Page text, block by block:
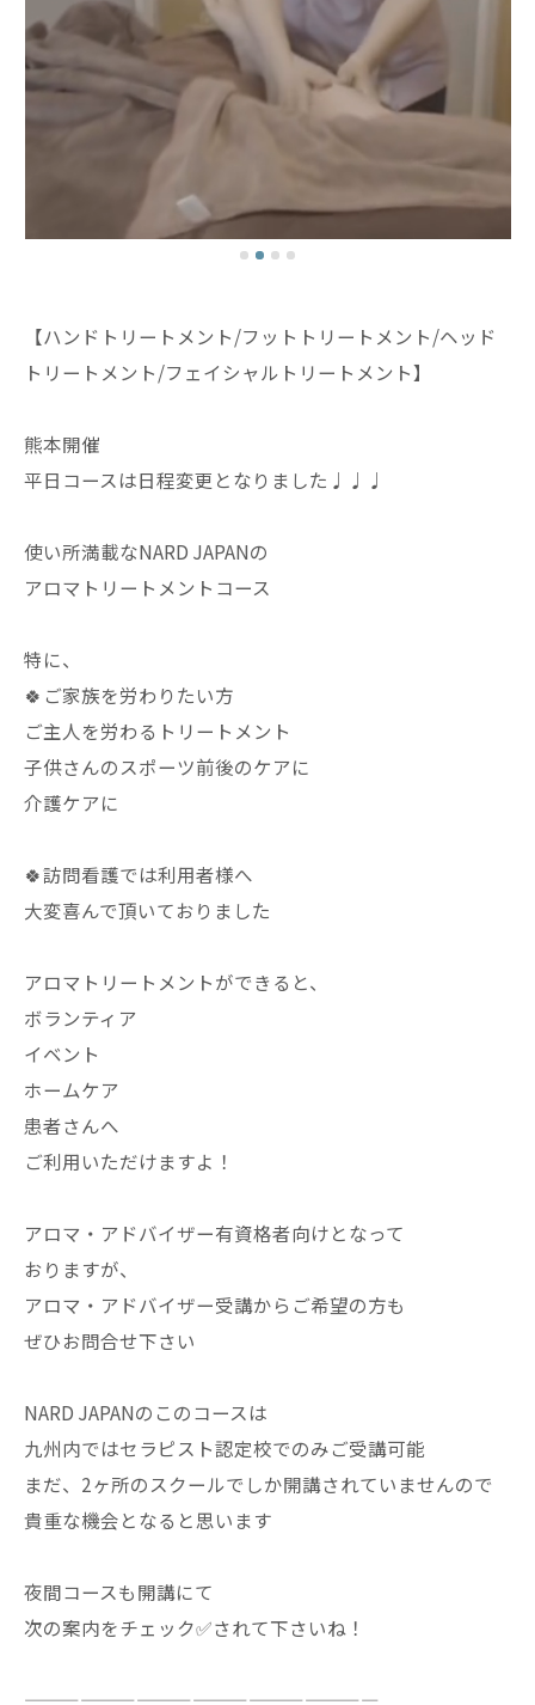
【ハンドトリートメント/フットトリートメント/ヘッド
トリートメント/フェイシャルトリートメント】
熊本開催
平日コースは日程変更となりました♩♩♩
使い所満載なNARD JAPANの
アロマトリートメントコース
特に、
🍀ご家族を労わりたい方
ご主人を労わるトリートメント
子供さんのスポーツ前後のケアに
介護ケアに
🍀訪問看護では利用者様へ
大変喜んで頂いておりました
アロマトリートメントができると、
ボランティア
イベント
ホームケア
患者さんへ
ご利用いただけますよ！
アロマ・アドバイザー有資格者向けとなって
おりますが、
アロマ・アドバイザー受講からご希望の方も
ぜひお問合せ下さい
NARD JAPANのこのコースは
九州内ではセラピスト認定校でのみご受講可能
まだ、2ヶ所のスクールでしか開講されていませんので
貴重な機会となると思います
夜間コースも開講にて
次の案内をチェック✅されて下さいね！
———————————————————